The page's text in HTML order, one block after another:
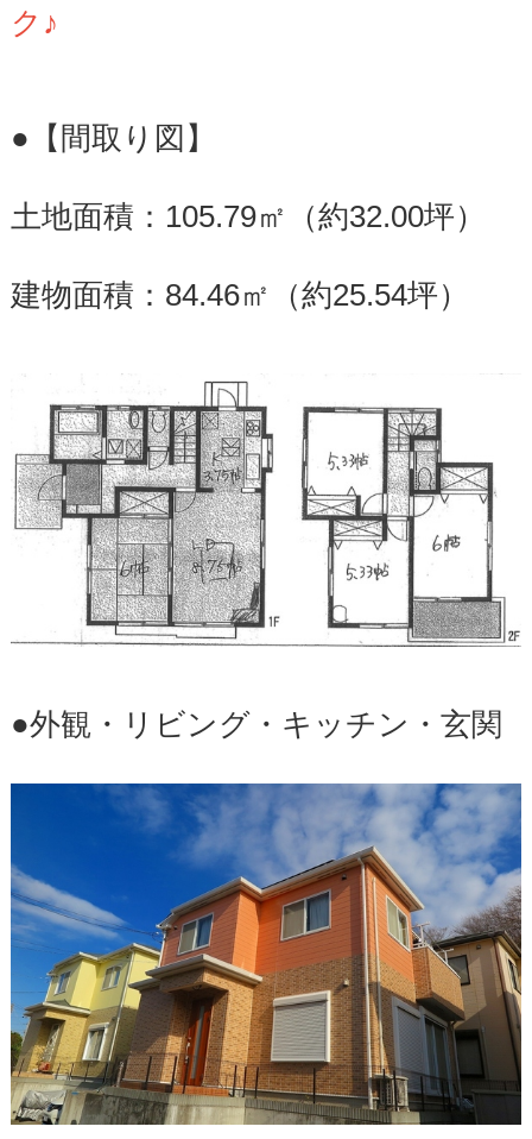
ク♪
●【間取り図】
土地面積：105.79㎡（約32.00坪）
建物面積：84.46㎡（約25.54坪）
●外観・リビング・キッチン・玄関